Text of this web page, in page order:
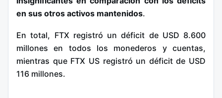
en sus otros activos mantenidos.
En total, FTX registró un déficit de USD 8.600
millones en todos los monederos y cuentas,
mientras que FTX US registró un déficit de USD
116 millones.